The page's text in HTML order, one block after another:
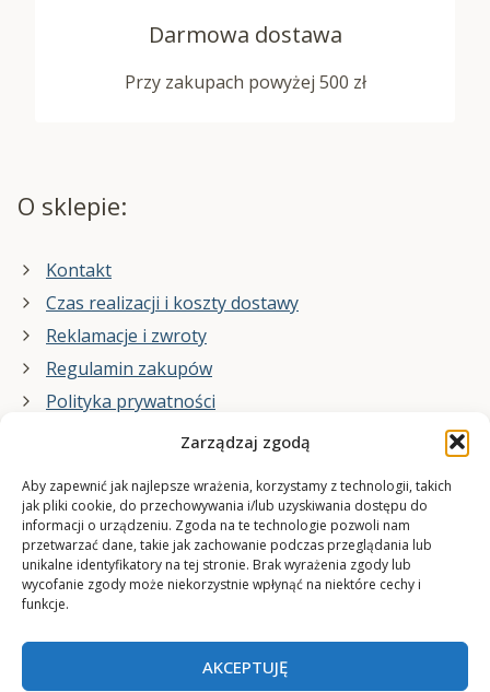
Zarządzaj zgodą
Aby zapewnić jak najlepsze wrażenia, korzystamy z technologii, takich
jak pliki cookie, do przechowywania i/lub uzyskiwania dostępu do
informacji o urządzeniu. Zgoda na te technologie pozwoli nam
przetwarzać dane, takie jak zachowanie podczas przeglądania lub
unikalne identyfikatory na tej stronie. Brak wyrażenia zgody lub
wycofanie zgody może niekorzystnie wpłynąć na niektóre cechy i
funkcje.
AKCEPTUJĘ
Darmowa dostawa
Przy zakupach powyżej 500 zł
O sklepie:
Kontakt
Czas realizacji i koszty dostawy
Reklamacje i zwroty
Regulamin zakupów
Polityka prywatności
Co zrobimy dla Ciebie:
projekty plakatów na zamówienie
wydrukuj swój plakat